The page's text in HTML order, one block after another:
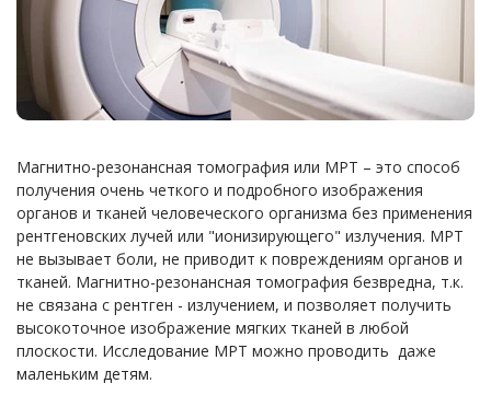
Магнитно-резонансная томография или МРТ – это способ
получения очень четкого и подробного изображения
органов и тканей человеческого организма без применения
рентгеновских лучей или "ионизирующего" излучения. МРТ
не вызывает боли, не приводит к повреждениям органов и
тканей. Магнитно-резонансная томография безвредна, т.к.
не связана с рентген - излучением, и позволяет получить
высокоточное изображение мягких тканей в любой
плоскости. Исследование МРТ можно проводить даже
маленьким детям.